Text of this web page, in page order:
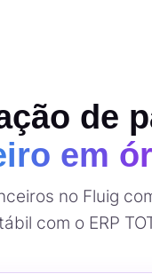
de
em
no Fluig
com o ERP